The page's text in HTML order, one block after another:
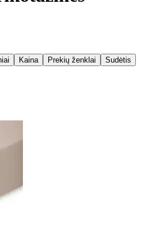
Kaina Prekių ženklai
Sudėtis